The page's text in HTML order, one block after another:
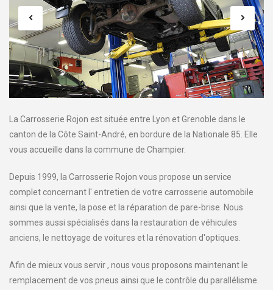
La Carrosserie Rojon est située entre Lyon et Grenoble dans le
canton de la Côte Saint-André, en bordure de la Nationale 85. Elle
vous accueille dans la commune de Champier.
Depuis 1999, la Carrosserie Rojon vous propose un service
complet concernant l' entretien de votre carrosserie automobile
ainsi que la vente, la pose et la réparation de pare-brise. Nous
sommes aussi spécialisés dans la restauration de véhicules
anciens, le nettoyage de voitures et la rénovation d'optiques.
Afin de mieux vous servir , nous vous proposons maintenant le
remplacement de vos pneus ainsi que le contrôle du parallélisme.